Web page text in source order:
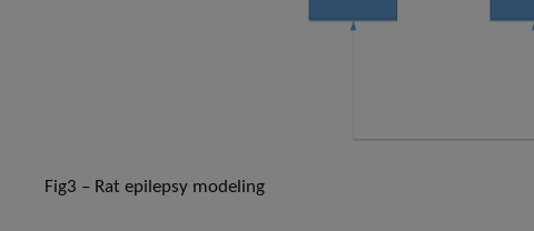
Fig3 – Rat epilepsy modeling